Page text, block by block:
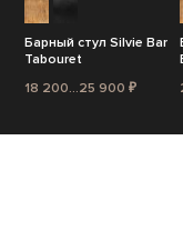
Барный стул Silvie Bar
Tabouret
18 200...25 900 ₽